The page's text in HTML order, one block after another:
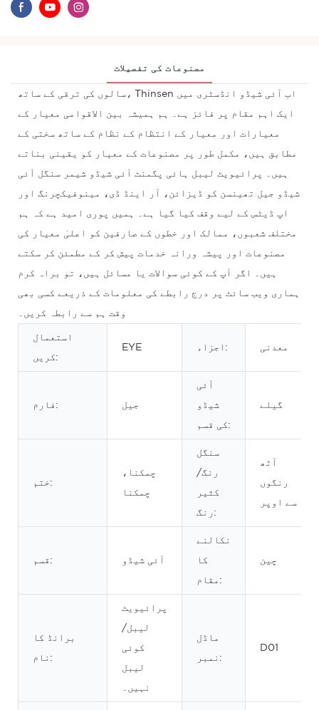
مصنوعات کی تفصیلات
سالوں کی ترقی کے ساتھ، Thinsen اب آئی شیڈو انڈسٹری میں
ایک اہم مقام پر فائز ہے۔ ہم ہمیشہ بین الاقوامی معیار کے
معیارات اور معیار کے انتظام کے نظام کے ساتھ سختی کے
مطابق ہیں، مکمل طور پر مصنوعات کے معیار کو یقینی بناتے
ہیں۔ پرائیویٹ لیبل ہائی پگمنٹ آئی شیڈو شیمر سنگل آئی
شیڈو جیل تھینسن کو ڈیزائن، آر اینڈ ڈی، مینوفیکچرنگ اور
اپ ڈیٹس کے لیے وقف کیا گیا ہے۔ ہمیں پوری امید ہے کہ ہم
مختلف شعبوں، ممالک اور خطوں کے صارفین کو اعلیٰ معیار کی
مصنوعات اور پیشہ ورانہ خدمات پیش کر کے مطمئن کر سکتے
ہیں۔ اگر آپ کے کوئی سوالات یا مسائل ہیں، تو براہ کرم
ہماری ویب سائٹ پر درج رابطے کی معلومات کے ذریعے کسی بھی
وقت ہم سے رابطہ کریں۔
استعمال
کریں:
EYE اجزاء: معدنی
فارم: جیل
آئی
شیڈو
کی قسم:
گیلے
ختم:
چمکنا،
چمکنا
سنگل
رنگ/
کثیر
رنگ:
آٹھ
رنگوں
سے اوپر
قسم: آئی شیڈو
نکالنے
کا
مقام:
چین
برانڈ کا
نام:
پرائیویٹ
لیبل/
کوئی
لیبل
نہیں۔
ماڈل
نمبر:
D01